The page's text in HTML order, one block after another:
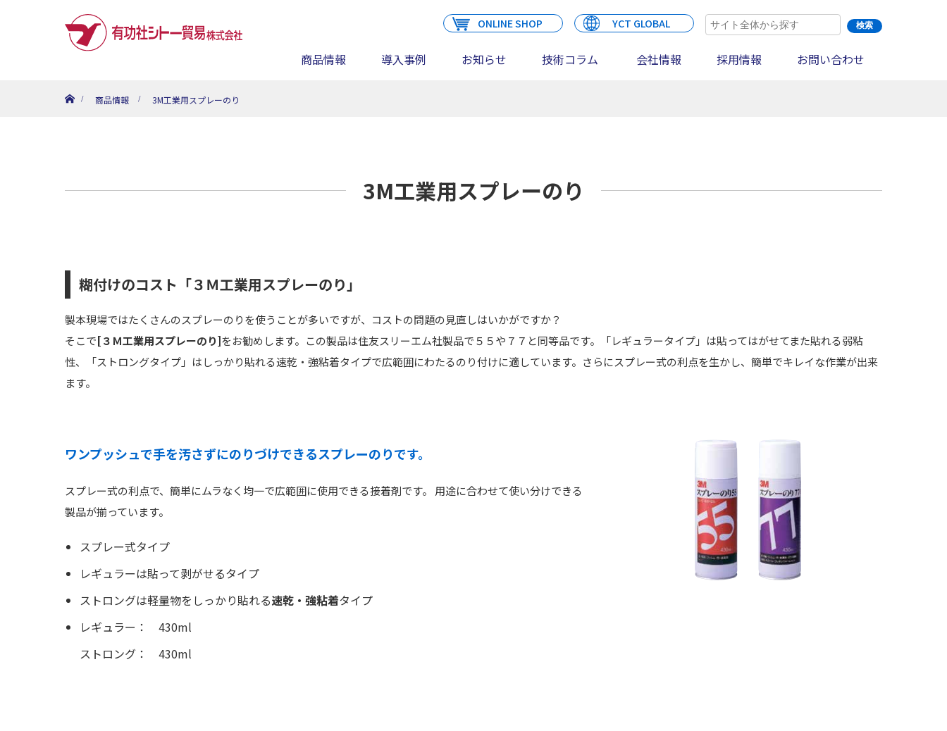
ONLINE SHOP YCT GLOBAL
商品情報 導入事例 お知らせ 技術コラム 会社情報 採用情報 お問い合わせ
商品情報
3M工業用スプレーのり
3M工業用スプレーのり
糊付けのコスト「３Ｍ工業用スプレーのり」
製本現場ではたくさんのスプレーのりを使うことが多いですが、コストの問題の見直しはいかがですか？
そこで[３Ｍ工業用スプレーのり]をお勧めします。この製品は住友スリーエム社製品で５５や７７と同等品です。「レギュラータイプ」は貼ってはがせてまた貼れる弱粘
性、「ストロングタイプ」はしっかり貼れる速乾・強粘着タイプで広範囲にわたるのり付けに適しています。さらにスプレー式の利点を生かし、簡単でキレイな作業が出来
ます。
ワンプッシュで手を汚さずにのりづけできるスプレーのりです。
スプレー式の利点で、簡単にムラなく均一で広範囲に使用できる接着剤です。 用途に合わせて使い分けできる
製品が揃っています。
スプレー式タイプ
レギュラーは貼って剥がせるタイプ
ストロングは軽量物をしっかり貼れる速乾・強粘着タイプ
レギュラー： 430ml
ストロング： 430ml